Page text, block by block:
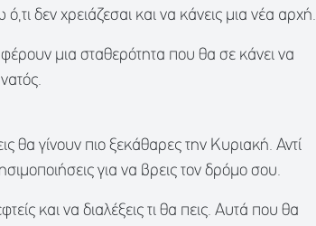
δεν χρειάζεσαι και να κάνεις μια νέα αρχή.
μια σταθερότητα που θα σε κάνει να
θα γίνουν πιο ξεκάθαρες την Κυριακή. Αντί
για να βρεις τον δρόμο σου.
και να διαλέξεις τι θα πεις. Αυτά που θα